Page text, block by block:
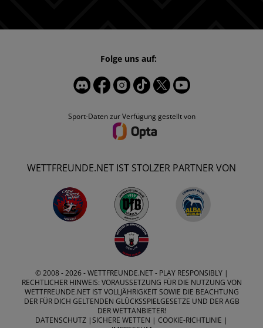
Sport-Daten zur Verfügung gestellt von
Folge uns auf:
WETTFREUNDE.NET IST STOLZER PARTNER VON
© 2008 - 2026 -WETTFREUNDE.NET- PLAY RESPONSIBLY |
RECHTLICHER HINWEIS: VORAUSSETZUNG FÜR DIE NUTZUNG VON
WETTFREUNDE.NET IST VOLLJÄHRIGKEIT SOWIE DIE BEACHTUNG
DER FÜR DICH GELTENDEN GLÜCKSSPIELGESETZE UND DER AGB
DER WETTANBIETER!
DATENSCHUTZ |SICHERE WETTEN | COOKIE-RICHTLINIE |